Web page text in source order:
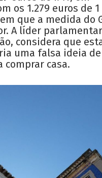
os 1.279 euros de 1
que a medida do
A líder parlamentar
considera que
uma falsa ideia de
comprar casa.